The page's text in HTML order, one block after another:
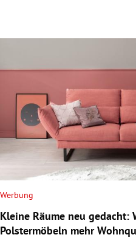
Untermenü
Werbung
Kleine Räume neu gedacht:
Polstermöbeln mehr